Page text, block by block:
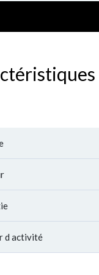
d activité